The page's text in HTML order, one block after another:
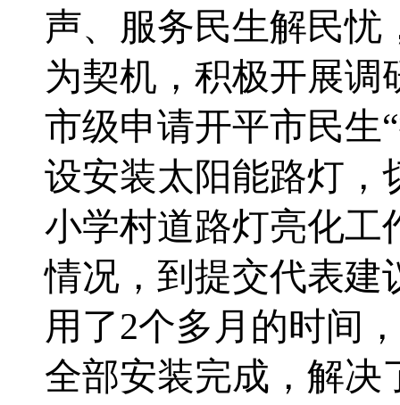
声、服务民生解民忧
为契机， 积极开展调
市级申请开平市民生
设安装太阳能路灯，
小学村道路灯亮化工
情况，到提交代表建
用了2个多月的时间
全部安装完成 ， 解决